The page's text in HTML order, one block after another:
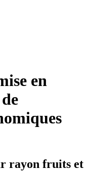
en
rayon fruits et